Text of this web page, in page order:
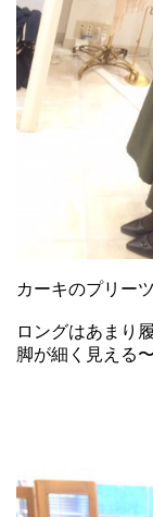
カーキのプリー
ロングはあまり
脚が細く見える